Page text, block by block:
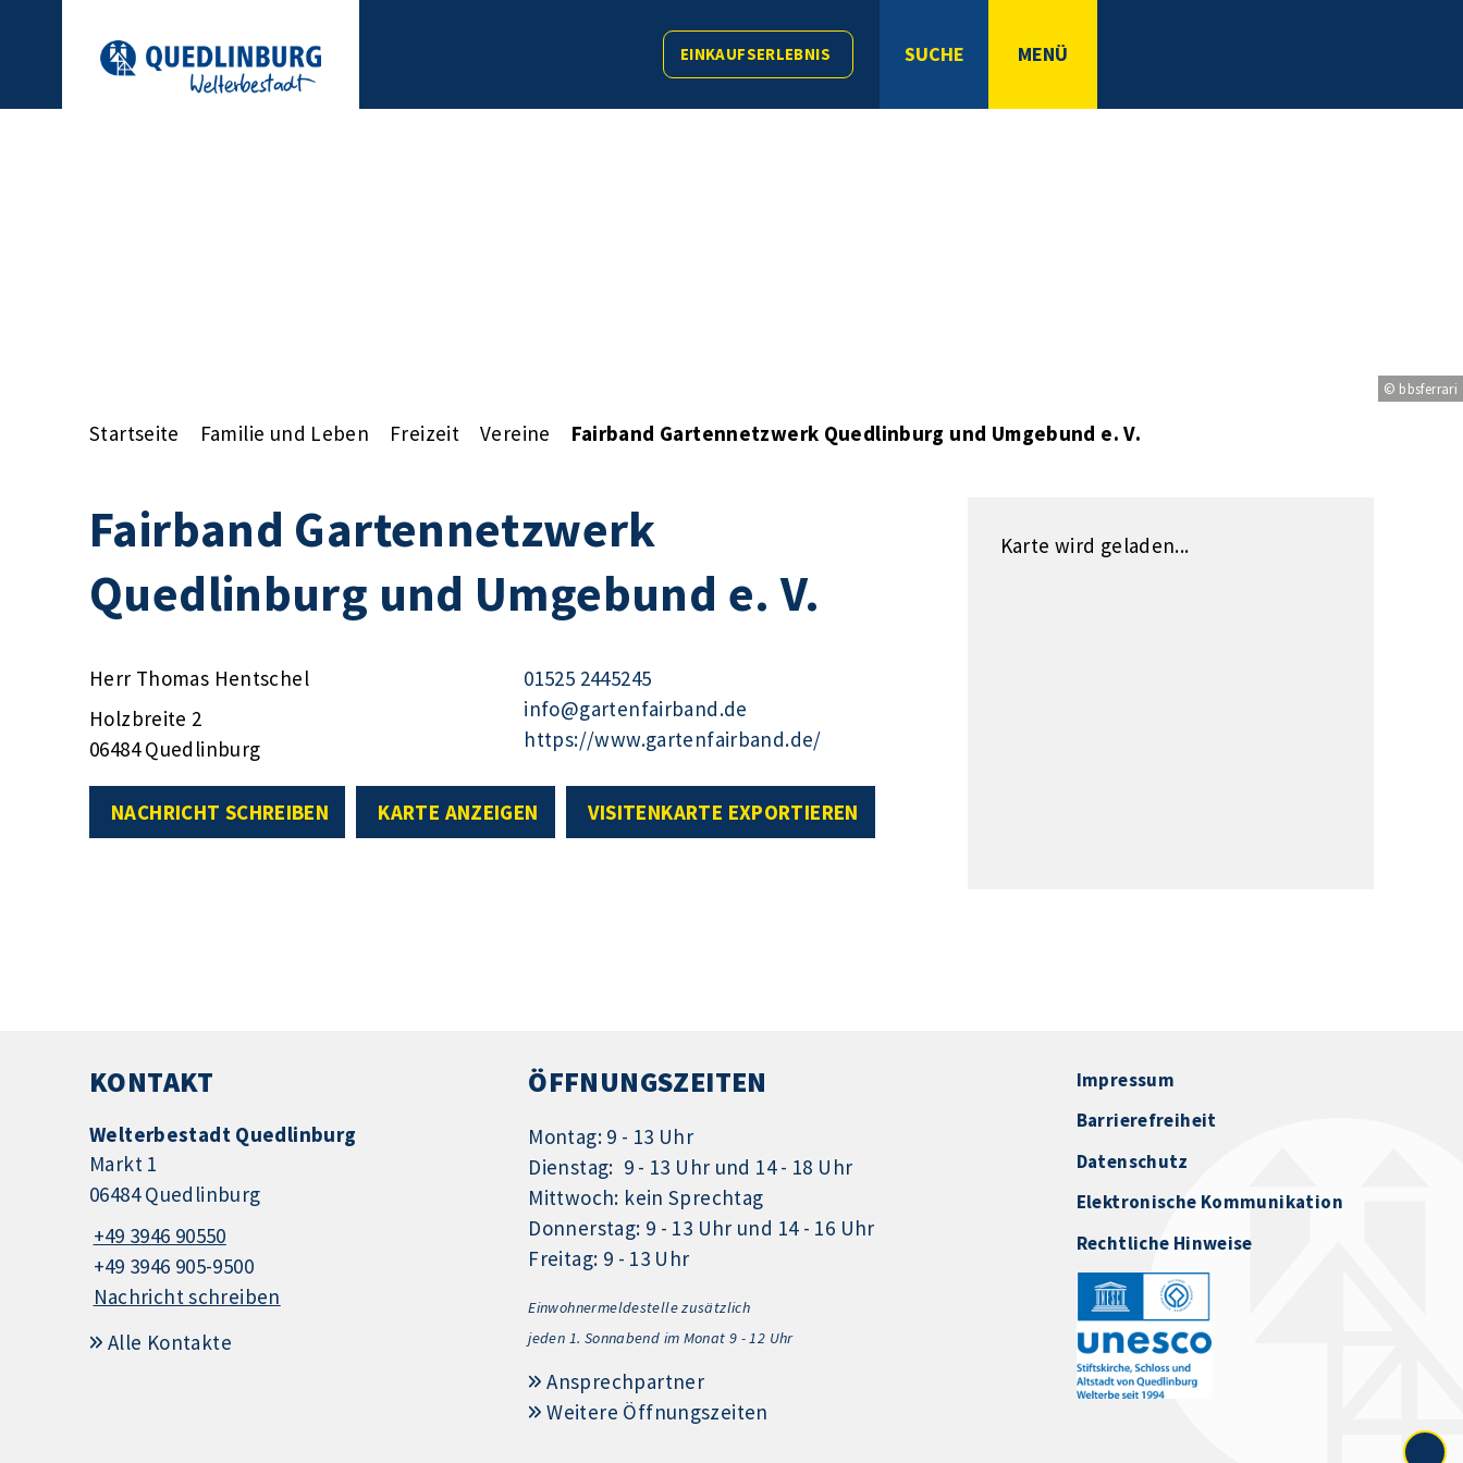
EINKAUFSERLEBNIS SUCHE MENÜ
© bbsferrari
Startseite Familie und Leben Freizeit Vereine Fairband Gartennetzwerk Quedlinburg und Umgebund e. V.
Fairband Gartennetzwerk
Quedlinburg und Umgebund e. V.
Herr Thomas Hentschel
Holzbreite 2
06484 Quedlinburg
01525 2445245
info@gartenfairband.de
https://www.gartenfairband.de/
NACHRICHT SCHREIBEN KARTE ANZEIGEN VISITENKARTE EXPORTIEREN
Karte wird geladen...
KONTAKT
Welterbestadt Quedlinburg
Markt 1
06484 Quedlinburg
+49 3946 90550
+49 3946 905-9500
Nachricht schreiben
Alle Kontakte
ÖFFNUNGSZEITEN
Montag: 9 - 13 Uhr
Dienstag: 9 - 13 Uhr und 14 - 18 Uhr
Mittwoch: kein Sprechtag
Donnerstag: 9 - 13 Uhr und 14 - 16 Uhr
Freitag: 9 - 13 Uhr
Einwohnermeldestelle zusätzlich
jeden 1. Sonnabend im Monat 9 - 12 Uhr
Ansprechpartner
Weitere Öffnungszeiten
Impressum
Barrierefreiheit
Datenschutz
Elektronische Kommunikation
Rechtliche Hinweise